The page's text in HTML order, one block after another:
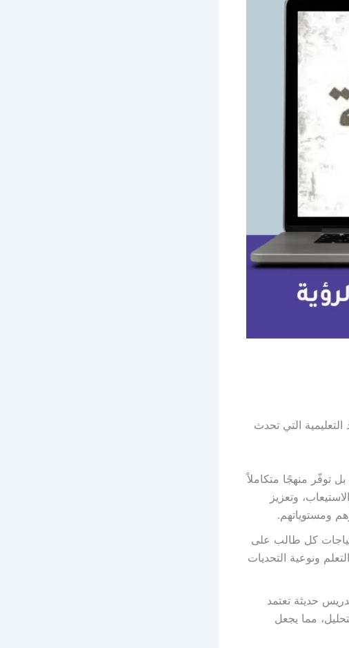
التي تحدث
توفّر منهجًا متكاملاً
وتعزيز
ومستوياتهم.
كل طالب على
ونوعية التحديات
حديثة تعتمد
مما يجعل